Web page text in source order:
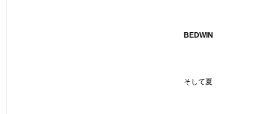
BEDWIN
そして夏